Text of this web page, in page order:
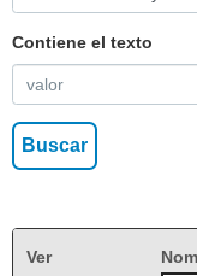
Contiene el texto
Ver